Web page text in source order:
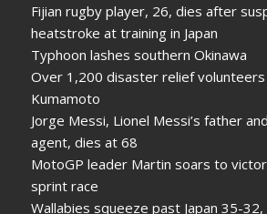
Fijian rugby player, 26, dies after
heatstroke at training in Japan
Typhoon lashes southern Okinawa
Over 1,200 disaster relief
Kumamoto
Jorge Messi, Lionel Messi’s father
agent, dies at 68
MotoGP leader Martin soars to
sprint race
Wallabies squeeze past Japan 35-